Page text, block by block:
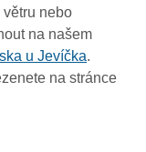
nebo
na našem
u Jevíčka.
na stránce